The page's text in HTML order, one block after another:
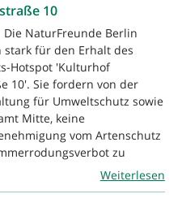
10
Die NaturFreunde Berlin
stark für den Erhalt des
Hotspot 'Kulturhof
10'. Sie fordern von der
für Umweltschutz sowie
Mitte, keine
vom Artenschutz
zu
Weiterlesen